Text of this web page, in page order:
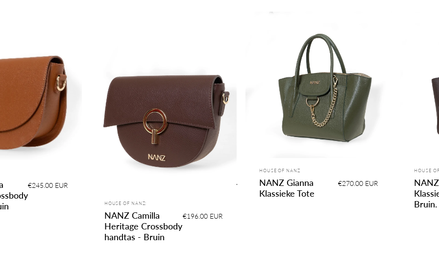
€245.00 EUR
Leverancier:
HOUSE OF NANZ:
NANZ Camilla
Heritage Crossbody
handtas - Bruin
€196.00 EUR
Leverancier:
HOUSE OF NANZ
NANZ Gianna
Klassieke Tote
€270.00 EUR
HOUSE
Bruin.